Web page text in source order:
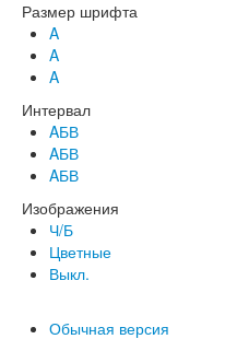
Размер шрифта
A
A
A
Интервал
AБВ
AБВ
AБВ
Изображения
Ч/Б
Цветные
Выкл.
Обычная версия